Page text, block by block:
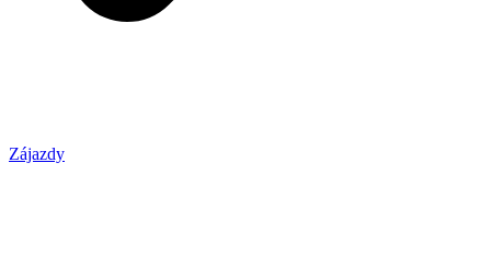
Zájazdy